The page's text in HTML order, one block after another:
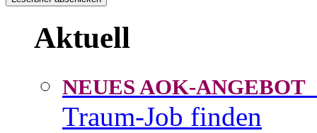
Aktuell
NEUES AOK-ANGEBOT
Traum-Job finden